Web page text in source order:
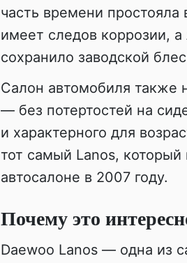
часть времени простояла
имеет следов коррозии,
сохранило заводской
Салон автомобиля также
— без потертостей на
и характерного для
тот самый Lanos,
автосалоне в 2007 году.
Почему это
Daewoo Lanos — одна из